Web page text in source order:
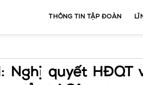
THÔNG TIN TẬP ĐOÀN
Nghị quyết HĐQT